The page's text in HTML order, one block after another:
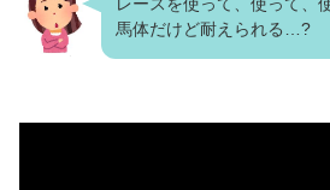
馬体だけど耐えられる…?